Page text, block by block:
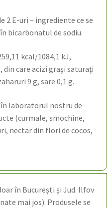
2 E-uri – ingrediente ce se
bicarbonatul de sodiu.
kcal/1084,1 kJ,
din care acizi grași saturați
9 g, sare 0,1 g.
laboratorul nostru de
(curmale, smochine,
nectar din flori de cocos,
în București și Jud. Ilfov
mai jos). Produsele se